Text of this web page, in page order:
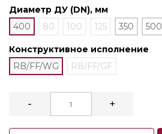
Диаметр ДУ (DN), мм
400
80 100 125 350 500
Конструктивное исполнение
RB/FF/WG
RB/FF/GF
- +